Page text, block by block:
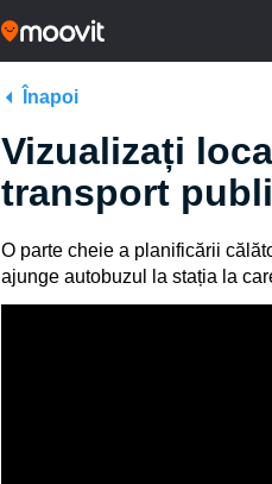
Înapoi
Vizualizați
transport
O parte cheie a planificării
ajunge autobuzul la stația la